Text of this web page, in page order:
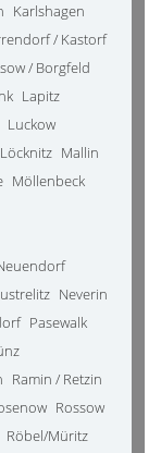
Karlshagen
/ Kastorf
/ Borgfeld
Lapitz
Luckow
Löcknitz Mallin
Möllenbeck
Neverin
Pasewalk
Ramin / Retzin
Rossow
Röbel/Müritz